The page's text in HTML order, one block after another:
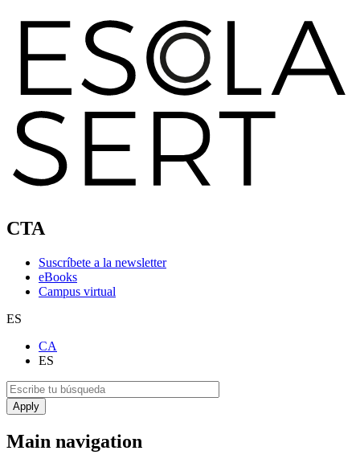
CTA
Suscríbete a la newsletter
eBooks
Campus virtual
ES
CA
ES
Main navigation